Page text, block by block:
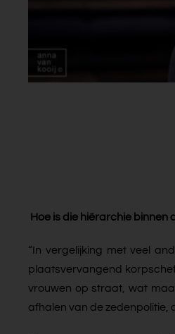
Hoe is die hiërarchie binnen
“In vergelijking met veel
plaatsvervangend
vrouwen op straat, wat
afhalen van de zedenpolitie,